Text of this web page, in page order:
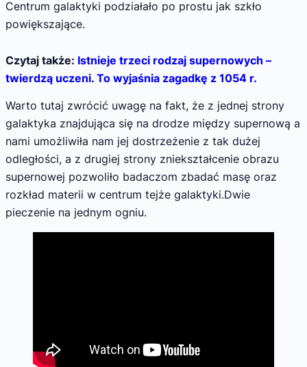
Centrum galaktyki podziałało po prostu jak szkło
powiększające.
Czytaj także: Istnieje trzeci rodzaj supernowych –
twierdzą uczeni. To wyjaśnia zagadkę z 1054 r.
Warto tutaj zwrócić uwagę na fakt, że z jednej strony
galaktyka znajdująca się na drodze między supernową a
nami umożliwiła nam jej dostrzeżenie z tak dużej
odległości, a z drugiej strony zniekształcenie obrazu
supernowej pozwoliło badaczom zbadać masę oraz
rozkład materii w centrum tejże galaktyki.Dwie
pieczenie na jednym ogniu.